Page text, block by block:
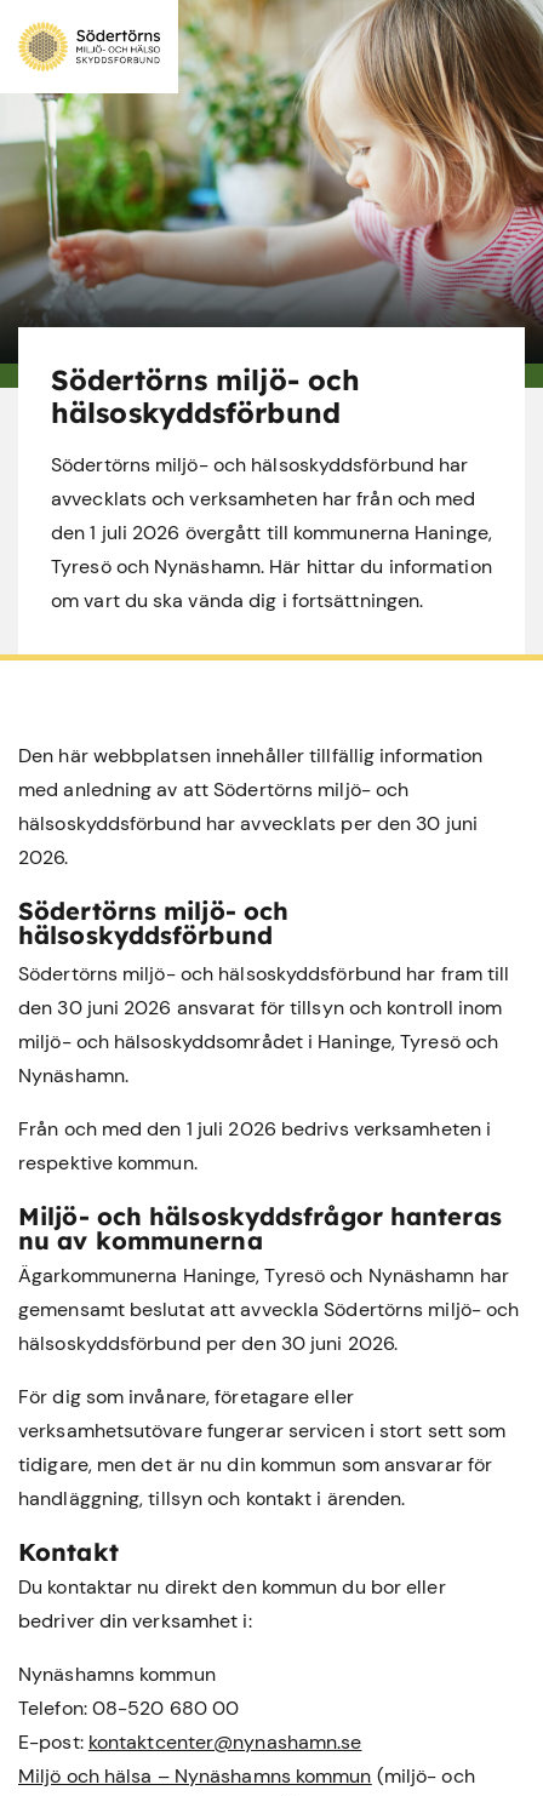
Södertörns miljö- och
hälsoskyddsförbund
Södertörns miljö- och hälsoskyddsförbund har
avvecklats och verksamheten har från och med
den 1 juli 2026 övergått till kommunerna Haninge,
Tyresö och Nynäshamn. Här hittar du information
om vart du ska vända dig i fortsättningen.
Den här webbplatsen innehåller tillfällig information
med anledning av att Södertörns miljö- och
hälsoskyddsförbund har avvecklats per den 30 juni
2026.
Södertörns miljö- och
hälsoskyddsförbund
Södertörns miljö- och hälsoskyddsförbund har fram till
den 30 juni 2026 ansvarat för tillsyn och kontroll inom
miljö- och hälsoskyddsområdet i Haninge,Tyresöoch
Nynäshamn.
Från och med den 1 juli 2026 bedrivs verksamheten i
respektive kommun.
Miljö- och hälsoskyddsfrågor hanteras
nu av kommunerna
Ägarkommunerna Haninge, Tyresö och Nynäshamn har
gemensamt beslutat att avveckla Södertörns miljö- och
hälsoskyddsförbund per den 30 juni 2026.
För dig som invånare, företagare eller
verksamhetsutövare fungerar servicen i stort sett som
tidigare, men det är nu din kommun som ansvarar för
handläggning, tillsyn och kontakt i ärenden.
Kontakt
Du kontaktar nu direkt den kommun du bor eller
bedriver din verksamhet i:
Nynäshamns kommun
Telefon: 08-520 680 00
E-post: kontaktcenter@nynashamn.se
Miljö och hälsa – Nynäshamns kommun (miljö- och